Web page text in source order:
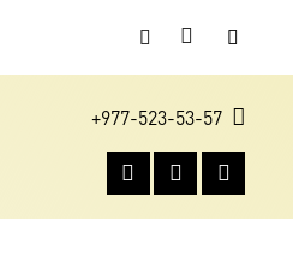
+977-523-53-57